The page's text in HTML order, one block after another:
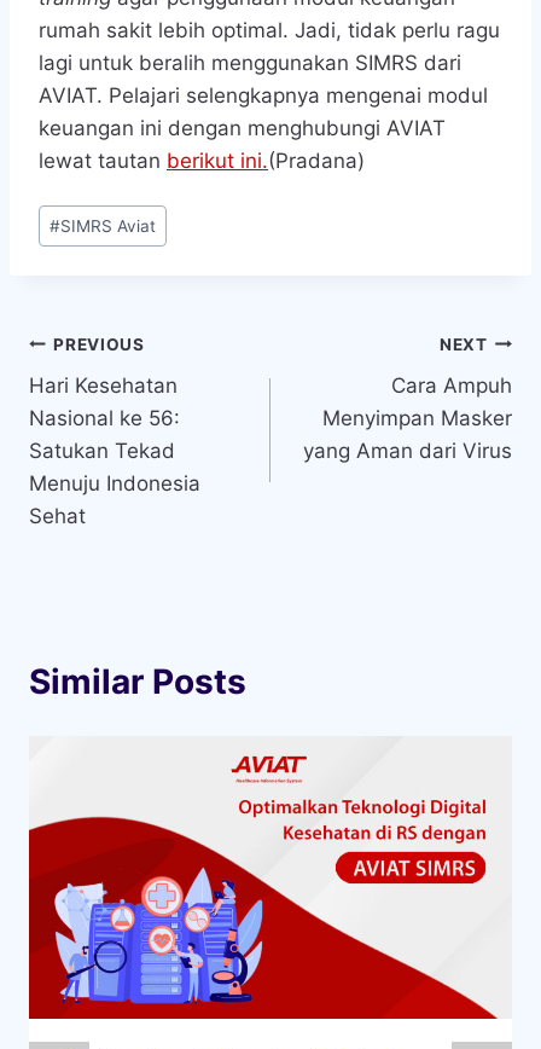
rumah sakit lebih optimal. Jadi, tidak perlu ragu
lagi untuk beralih menggunakan SIMRS dari
AVIAT. Pelajari selengkapnya mengenai modul
keuangan ini dengan menghubungi AVIAT
lewat tautan berikut ini.(Pradana)
Post
Tags:
#SIMRS Aviat
Navigasi
pos
PREVIOUS
Hari Kesehatan
Nasional ke 56:
Satukan Tekad
Menuju Indonesia
Sehat
NEXT
Cara Ampuh
Menyimpan Masker
yang Aman dari Virus
Similar Posts